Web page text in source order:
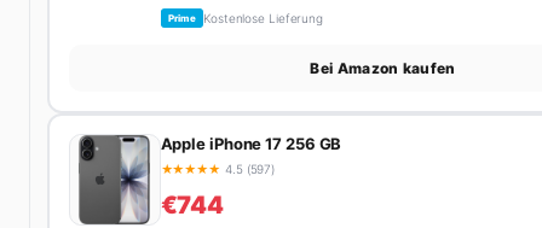
Prime Kostenlose Lieferung
Bei Amazon kaufen
Apple iPhone 17 256 GB
★★★★★ 4.5 (597)
€744